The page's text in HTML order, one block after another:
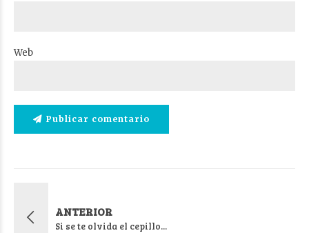
Web
Publicar comentario
ANTERIOR
Si se te olvida el cepillo...